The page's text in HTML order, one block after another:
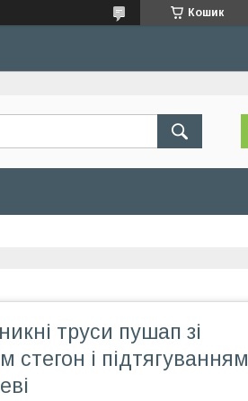
Кошик
труси пушап зі
стегон і підтягуванням